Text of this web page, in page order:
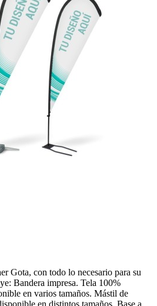
Gota, con todo lo necesario para su
Bandera impresa. Tela 100%
en varios tamaños. Mástil de
en distintos tamaños. Base a